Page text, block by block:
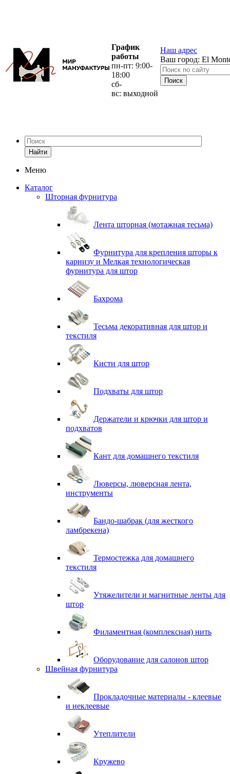
График
работы
пн-пт: 9:00-
18:00
сб-
вс: выходной
Наш адрес
Ваш город: El
Найти
Меню
Каталог
Шторная фурнитура
Лента шторная (мотажная тесьма)
Фурнитура для крепления шторы к
карнизу и Мелкая технологическая
фурнитура для штор
Бахрома
Тесьма декоративная для штор и
текстиля
Кисти для штор
Подхваты для штор
Держатели и крючки для штор и
подхватов
Кант для домашнего текстиля
Люверсы, люверсная лента,
инструменты
Бандо-шабрак (для жесткого
ламбрекена)
Термостежка для домашнего
текстиля
Утяжелители и магнитные ленты для
штор
Филаментная (комплексная) нить
Оборудование для салонов штор
Швейная фурнитура
Прокладочные материалы - клеевые
и неклеевые
Утеплители
Кружево